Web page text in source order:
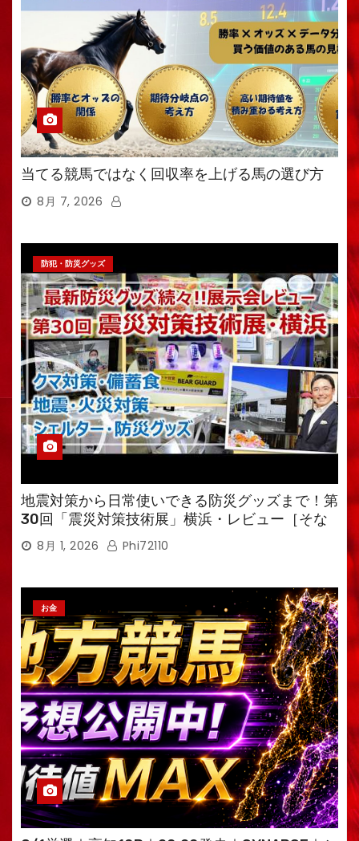
当てる競馬ではなく回収率を上げる馬の選び方
8月 7, 2026
防犯・防災グッズ
地震対策から日常使いできる防災グッズまで！第
30回「震災対策技術展」横浜・レビュー［そな
えるTV・高荷智也］
8月 1, 2026 Phi72110
お金